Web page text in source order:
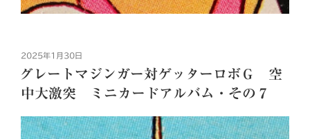
投
稿
日:
2025年1月30日
グレートマジンガー対ゲッターロボＧ 空
中大激突 ミニカードアルバム・その７